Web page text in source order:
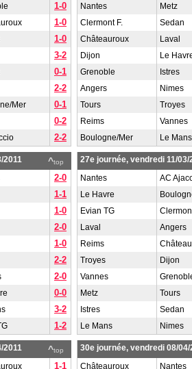
1-0
1-0
1-0
3-2
0-1
2-2
Mer 0-1
0-2
2-2
Nantes
Metz
Clermont F.
Sedan
Châteauroux
Laval
Dijon
Le
Grenoble
Istres
Angers
Nimes
Tours
Troyes
Reims
Vannes
Boulogne/Mer
Le Mans
^top
2011
2-0
1-1
1-0
2-0
1-0
2-2
2-0
0-0
3-2
1-2
27e journée, vendredi 11/03/
Nantes
AC
Le Havre
Evian TG
Laval
Angers
Reims
Troyes
Dijon
Vannes
Metz
Tours
Istres
Sedan
Le Mans
Nimes
^top
2011
1-1
30e journée, vendredi 08/04/
Châteauroux
Nantes